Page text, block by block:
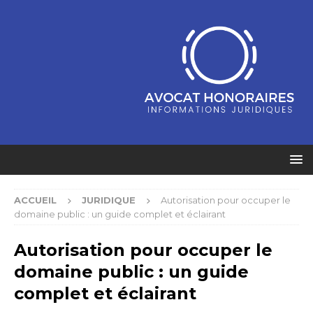
ACCUEIL JURIDIQUE
Autorisation pour occuper le
domaine public : un guide complet et éclairant
Autorisation pour occuper le
domaine public : un guide
complet et éclairant